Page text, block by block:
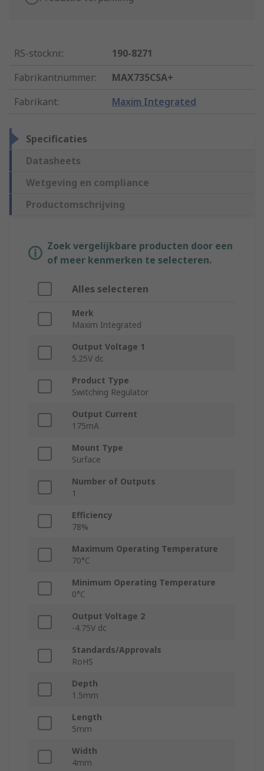
RS-stocknr.:
190-8271
Fabrikantnummer:
MAX735CSA+
Fabrikant: Maxim Integrated
Specificaties
Datasheets
Wetgeving en compliance
Productomschrijving
Zoek vergelijkbare producten door een
of meer kenmerken te selecteren.
Alles selecteren
Merk
Maxim Integrated
Output Voltage 1
5.25V dc
Product Type
Switching Regulator
Output Current
175mA
Mount Type
Surface
Number of Outputs
1
Efficiency
78%
Maximum Operating Temperature
70°C
Minimum Operating Temperature
0°C
Output Voltage 2
-4.75V dc
Standards/Approvals
RoHS
Depth
1.5mm
Length
5mm
Width
4mm